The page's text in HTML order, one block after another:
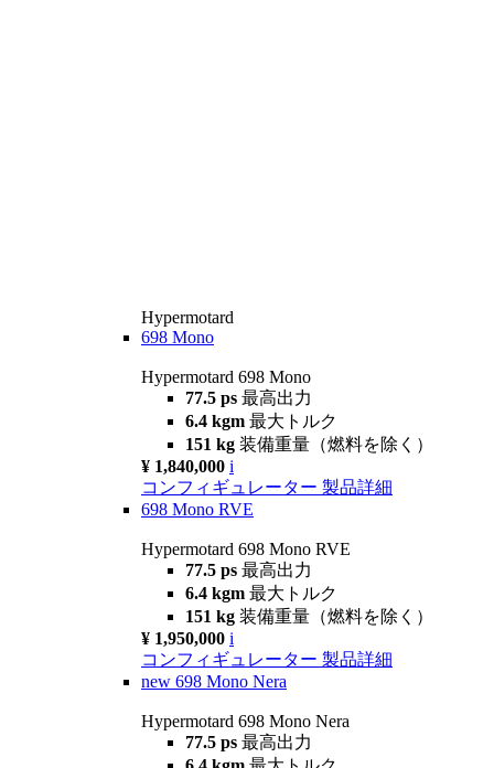
Hypermotard
698 Mono
Hypermotard 698 Mono
77.5 ps 最高出力
6.4 kgm 最大トルク
151 kg 装備重量（燃料を除く）
¥ 1,840,000 i
コンフィギュレーター 製品詳細
698 Mono RVE
Hypermotard 698 Mono RVE
77.5 ps 最高出力
6.4 kgm 最大トルク
151 kg 装備重量（燃料を除く）
¥ 1,950,000 i
コンフィギュレーター 製品詳細
new 698 Mono Nera
Hypermotard 698 Mono Nera
77.5 ps 最高出力